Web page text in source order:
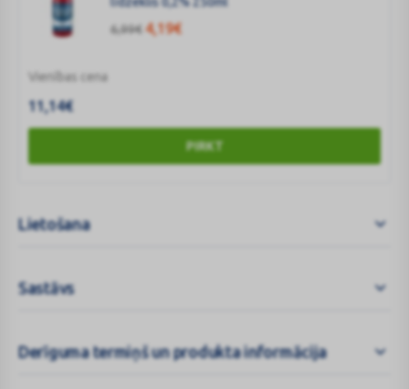
6,99€ 4,19€
Vienības cena
11,14€
PIRKT
Lietošana
Sastāvs
Derīguma termiņš un produkta informācija